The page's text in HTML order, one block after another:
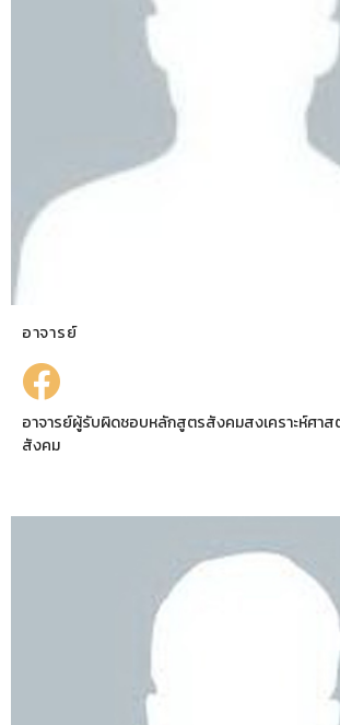
อาจารย์
อาจารย์ผู้รับผิดชอบหลักสูตรสังคมสงเคราะห์ศาส
สังคม